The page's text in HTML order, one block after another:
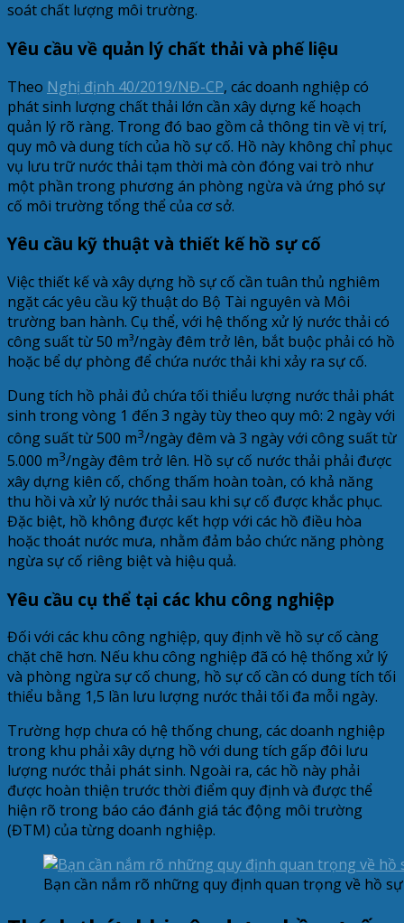
soát chất lượng môi trường.
Yêu cầu về quản lý chất thải và phế liệu
Theo Nghị định 40/2019/NĐ-CP, các doanh nghiệp có
phát sinh lượng chất thải lớn cần xây dựng kế hoạch
quản lý rõ ràng. Trong đó bao gồm cả thông tin về vị trí,
quy mô và dung tích của hồ sự cố. Hồ này không chỉ phục
vụ lưu trữ nước thải tạm thời mà còn đóng vai trò như
một phần trong phương án phòng ngừa và ứng phó sự
cố môi trường tổng thể của cơ sở.
Yêu cầu kỹ thuật và thiết kế hồ sự cố
Việc thiết kế và xây dựng hồ sự cố cần tuân thủ nghiêm
ngặt các yêu cầu kỹ thuật do Bộ Tài nguyên và Môi
trường ban hành. Cụ thể, với hệ thống xử lý nước thải có
công suất từ 50 m³/ngày đêm trở lên, bắt buộc phải có hồ
hoặc bể dự phòng để chứa nước thải khi xảy ra sự cố.
Dung tích hồ phải đủ chứa tối thiểu lượng nước thải phát
sinh trong vòng 1 đến 3 ngày tùy theo quy mô: 2 ngày với
công suất từ 500 m3/ngày đêm và 3 ngày với công suất từ
5.000 m3/ngày đêm trở lên. Hồ sự cố nước thải phải được
xây dựng kiên cố, chống thấm hoàn toàn, có khả năng
thu hồi và xử lý nước thải sau khi sự cố được khắc phục.
Đặc biệt, hồ không được kết hợp với các hồ điều hòa
hoặc thoát nước mưa, nhằm đảm bảo chức năng phòng
ngừa sự cố riêng biệt và hiệu quả.
Yêu cầu cụ thể tại các khu công nghiệp
Đối với các khu công nghiệp, quy định về hồ sự cố càng
chặt chẽ hơn. Nếu khu công nghiệp đã có hệ thống xử lý
và phòng ngừa sự cố chung, hồ sự cố cần có dung tích tối
thiểu bằng 1,5 lần lưu lượng nước thải tối đa mỗi ngày.
Trường hợp chưa có hệ thống chung, các doanh nghiệp
trong khu phải xây dựng hồ với dung tích gấp đôi lưu
lượng nước thải phát sinh. Ngoài ra, các hồ này phải
được hoàn thiện trước thời điểm quy định và được thể
hiện rõ trong báo cáo đánh giá tác động môi trường
(ĐTM) của từng doanh nghiệp.
Bạn cần nắm rõ những quy định quan trọng về hồ